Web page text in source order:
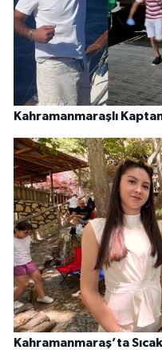
Kahramanmaraşlı
Kahramanmaraş’ta